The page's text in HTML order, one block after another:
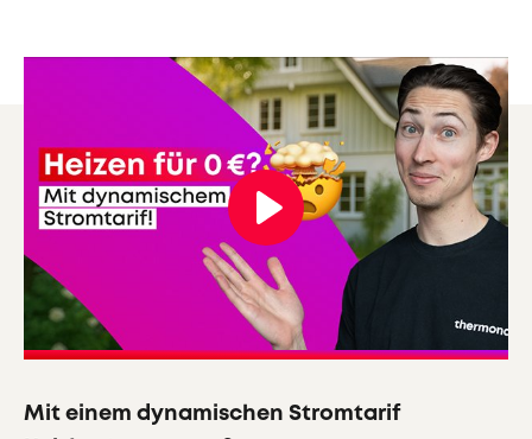
Play
Mit einem dynamischen Stromtarif